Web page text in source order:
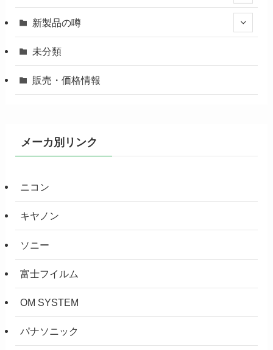
新製品の噂
未分類
販売・価格情報
メーカ別リンク
ニコン
キヤノン
ソニー
富士フイルム
OM SYSTEM
パナソニック